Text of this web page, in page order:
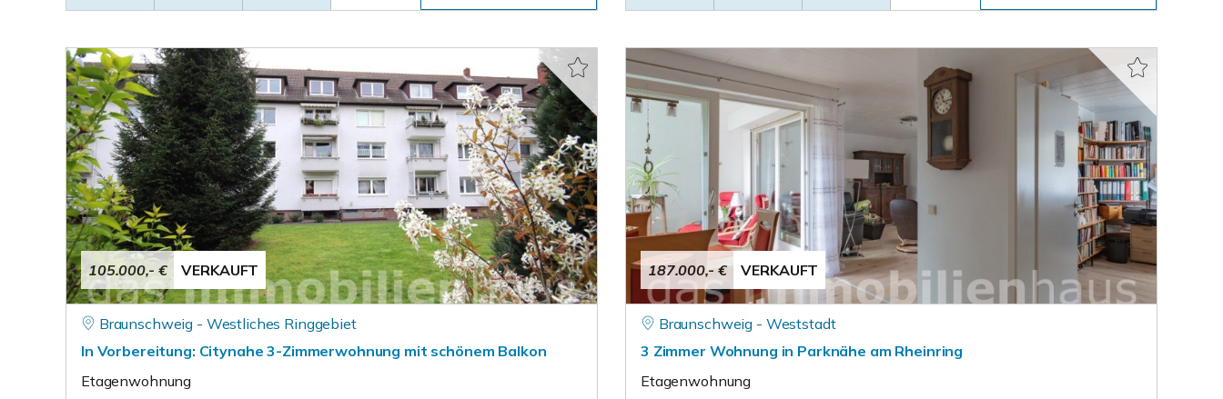
105.000,- € VERKAUFT
Braunschweig - Westliches Ringgebiet
In Vorbereitung: Citynahe 3-Zimmerwohnung mit schönem Balkon
Etagenwohnung
187.000,- € VERKAUFT
Braunschweig - Weststadt
3 Zimmer Wohnung in Parknähe am Rheinring
Etagenwohnung